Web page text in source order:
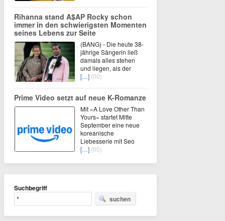
Rihanna stand A$AP Rocky schon
immer in den schwierigsten Momenten
seines Lebens zur Seite
(BANG) - Die heute 38-
jährige Sängerin ließ
damals alles stehen
und liegen, als der
[…] (00)
Prime Video setzt auf neue K-Romanze
Mit «A Love Other Than
Yours» startet Mitte
September eine neue
koreanische
Liebesserie mit Seo
[…] (00)
Suchbegriff
suchen